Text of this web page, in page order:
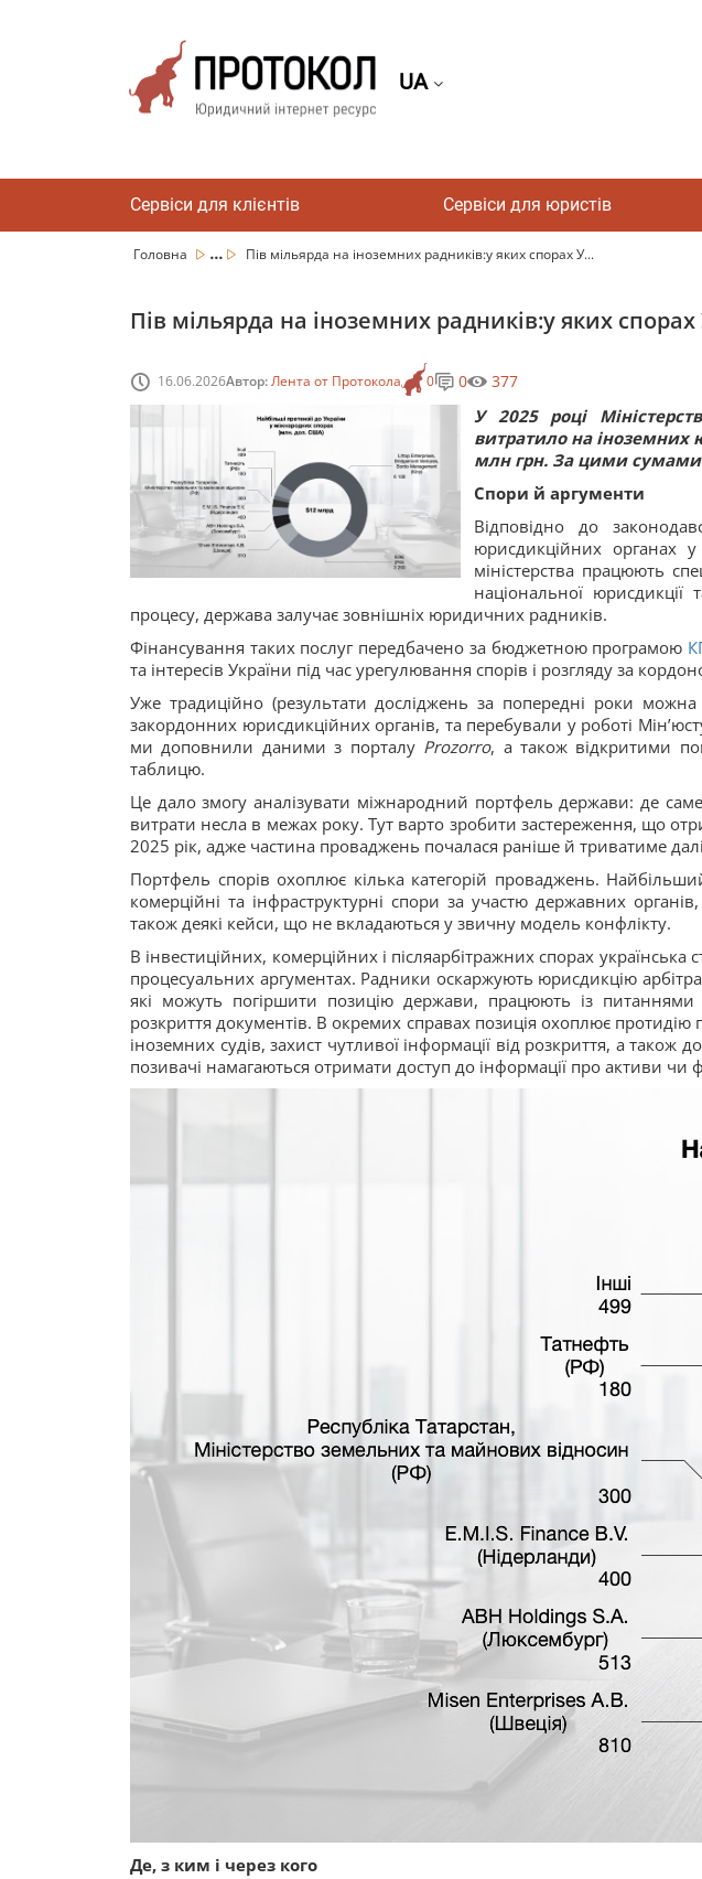
UA
Сервіси для клієнтів Сервіси для юристів
Головна ... Пів мільярда на іноземних радників:у яких спорах У...
Пів мільярда на іноземних радників:у яких
16.06.2026Автор:Лента от Протокола 0 0 377
У 2025 році
витратило на іноземних
млн грн. За цими сумами
Спори й аргументи
Відповідно до
юрисдикційних органах
міністерства працюють
національної
процесу, держава залучає зовнішніх юридичних радників.
Фінансування таких послуг передбачено за бюджетною програмою
та інтересів України під час урегулювання спорів і розгляду за
Уже традиційно (результати досліджень за попередні роки
закордонних юрисдикційних органів, та перебували у роботі
ми доповнили даними з порталу Prozorro, а також відкритими
таблицю.
Це дало змогу аналізувати міжнародний портфель держави: де
витрати несла в межах року. Тут варто зробити застереження, що
2025 рік, адже частина проваджень почалася раніше й триватиме
Портфель спорів охоплює кілька категорій проваджень.
комерційні та інфраструктурні спори за участю державних
також деякі кейси, що не вкладаються у звичну модель конфлікту.
В інвестиційних, комерційних і післяарбітражних спорах
процесуальних аргументах. Радники оскаржують юрисдикцію
які можуть погіршити позицію держави, працюють із питаннями
розкриття документів. В окремих справах позиція охоплює
іноземних судів, захист чутливої інформації від розкриття, а
позивачі намагаються отримати доступ до інформації про активи чи
Де, з ким і через кого